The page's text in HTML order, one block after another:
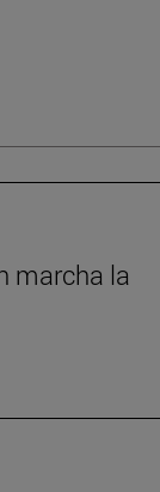
marcha la